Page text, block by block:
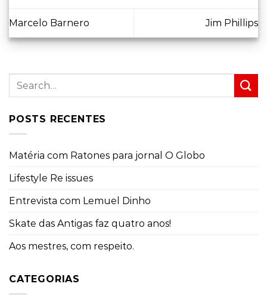
Marcelo Barnero Jim Phillips
POSTS RECENTES
Matéria com Ratones para jornal O Globo
Lifestyle Re issues
Entrevista com Lemuel Dinho
Skate das Antigas faz quatro anos!
Aos mestres, com respeito.
CATEGORIAS